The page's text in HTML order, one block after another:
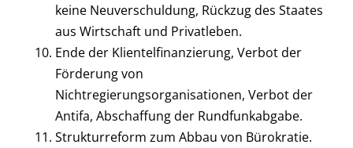
keine Neuverschuldung, Rückzug des Staates
aus Wirtschaft und Privatleben.
Ende der Klientelfinanzierung, Verbot der
Förderung von
Nichtregierungsorganisationen, Verbot der
Antifa, Abschaffung der Rundfunkabgabe.
Strukturreform zum Abbau von Bürokratie.